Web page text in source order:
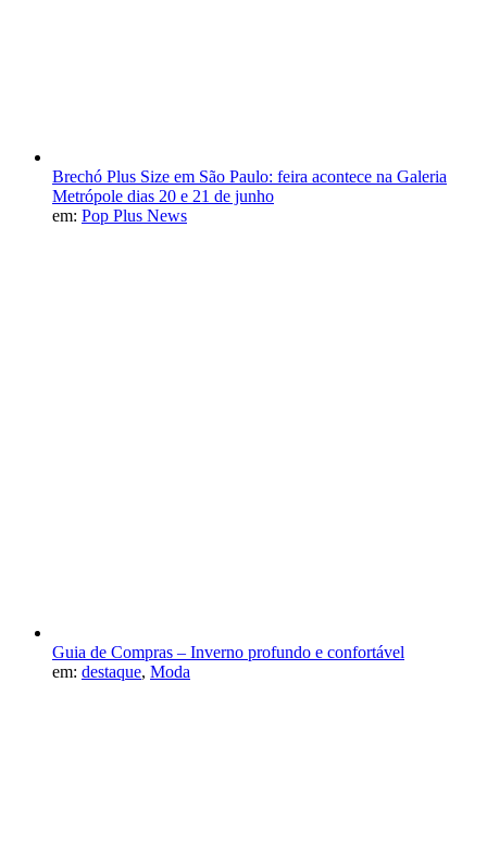
Brechó Plus Size em São Paulo: feira acontece na Galeria
Metrópole dias 20 e 21 de junho
em: Pop Plus News
Guia de Compras – Inverno profundo e confortável
em: destaque, Moda